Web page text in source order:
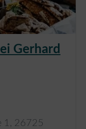
Gerhard
1 , 26725